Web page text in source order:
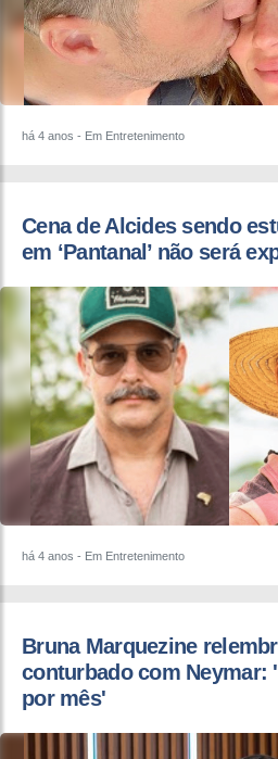
há 4 anos - Em Entretenimento
Cena de Alcides sendo
em ‘Pantanal’ não será
há 4 anos - Em Entretenimento
Bruna Marquezine
conturbado com Neymar:
por mês'